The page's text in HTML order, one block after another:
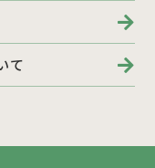
て